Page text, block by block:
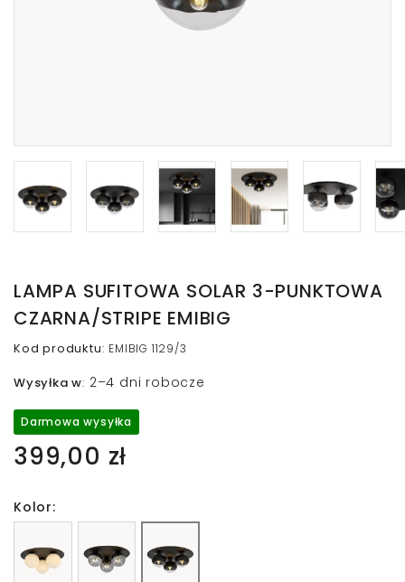
LAMPA SUFITOWA SOLAR 3-PUNKTOWA
CZARNA/STRIPE EMIBIG
Kod produktu: EMIBIG 1129/3
Wysyłka w: 2–4 dni robocze
Darmowa wysyłka
399,00 zł
Kolor: